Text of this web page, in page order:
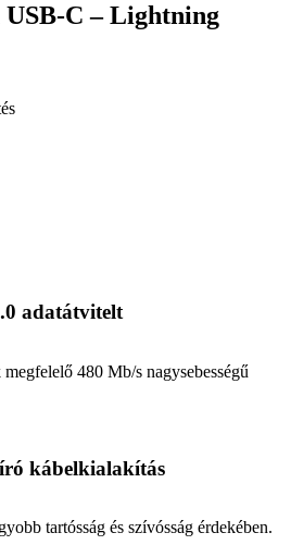
C – Lightning
adatátvitelt
480 Mb/s nagysebességű
kábelkialakítás
tartósság és szívósság érdekében.